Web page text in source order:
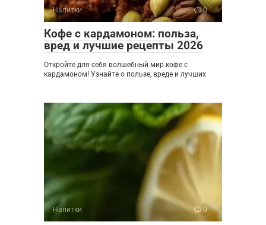
Напитки 0
Кофе с кардамоном: польза,
вред и лучшие рецепты 2026
Откройте для себя волшебный мир кофе с
кардамоном! Узнайте о пользе, вреде и лучших
Напитки 0